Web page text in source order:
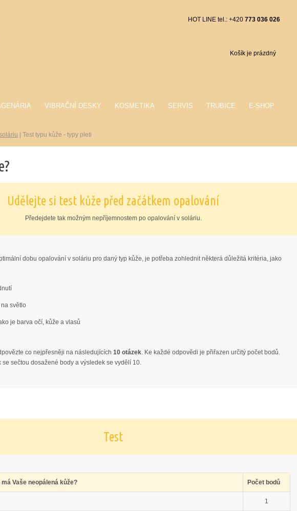
HOT LINE tel.: +420 773 036 026
Košík je prázdný
VIBRAČNÍ DESKY KOSMETIKA SERVIS TRUBICE E-SHOP
Test typu kůže - typy pleti
Udělejte si test kůže před začátkem opalování
Předejdete tak možným nepříjemnostem po opalování v soláriu.
dobu opalování v soláriu pro daný typ kůže, je potřeba zohlednit některá důležitá kritéria, jako
světlo
je barva očí, kůže a vlasů
co nejpřesněji na následujících 10 otázek. Ke každé odpovědi je přiřazen určitý počet bodů.
se sečtou dosažené body a výsledek se vydělí 10.
Test
Vaše neopálená kůže? Počet bodů
1